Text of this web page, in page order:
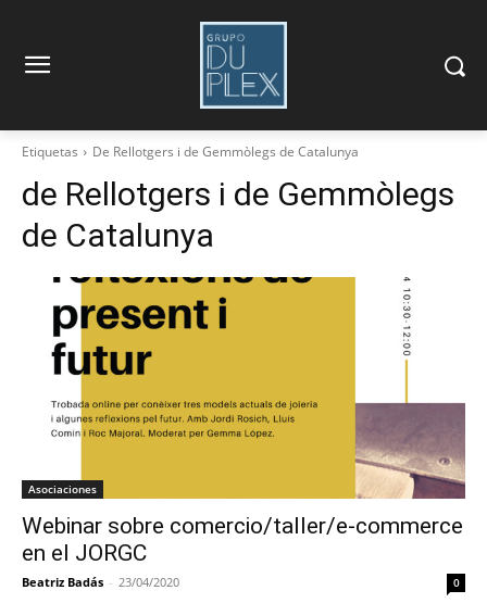
Etiquetas De Rellotgers i de Gemmòlegs de Catalunya
de Rellotgers i de Gemmòlegs
de Catalunya
Asociaciones
Webinar sobre comercio/taller/e-commerce
en el JORGC
Beatriz Badás - 23/04/2020 0